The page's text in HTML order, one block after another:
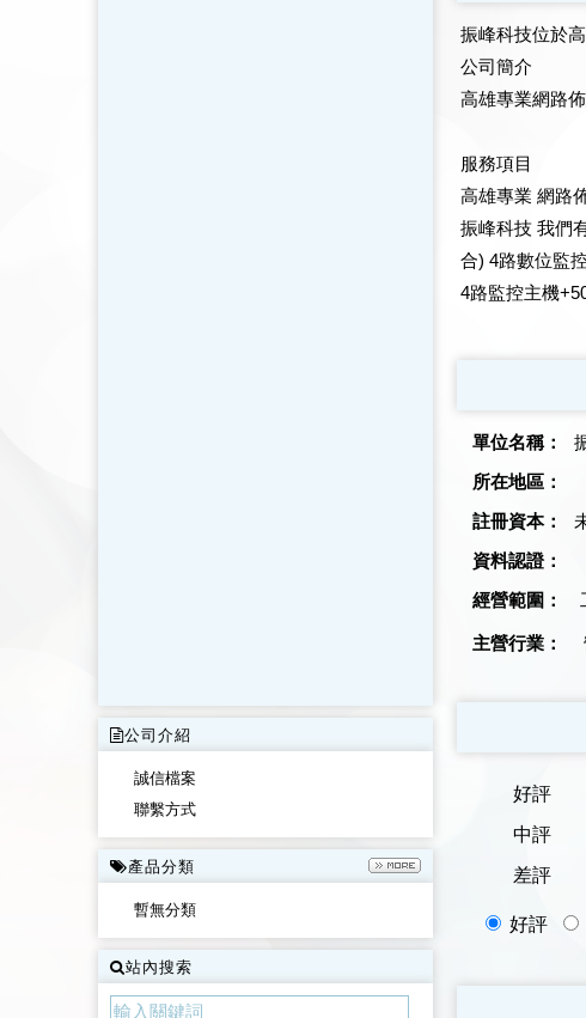
公司介紹
誠信檔案
聯繫方式
產品分類
暫無分類
站內搜索
振峰科技位於
公司簡介
高雄專業網路
服務項目
高雄專業 網路
振峰科技 我們
合) 4路數位監
4路監控主機
單位名稱：
所在地區：
註冊資本：
資料認證：
經營範圍：
主營行業：